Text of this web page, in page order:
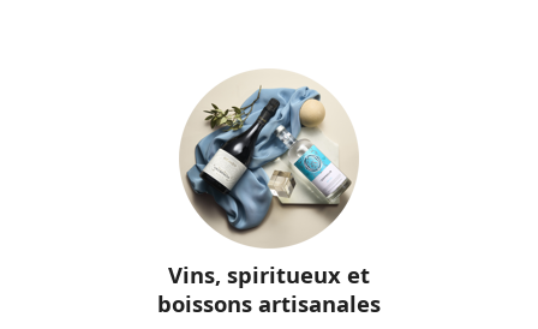
Vins, spiritueux et
boissons artisanales